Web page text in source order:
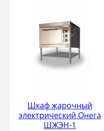
Шкаф жарочный
электрический Онега
ШЖЭН-1